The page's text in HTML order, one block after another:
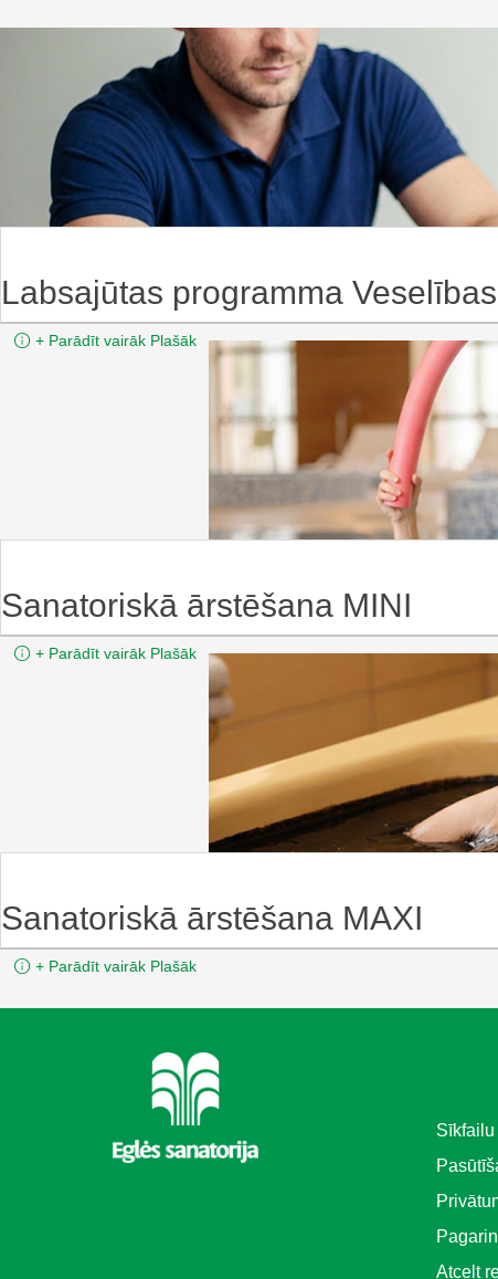
Labsajūtas programma
Minimālais ilgums: Min.:
2 n.
Labsajūtas programma
+ Parādīt vairāk Plašāk
Sanatoriskā
Minimālais ilgums: Min.:
5 n.
Sanatoriskā ārstēšana MINI
+ Parādīt vairāk Plašāk
Sanatoriskā
Minimālais ilgums: Min.:
Sanatoriskā ārstēšana MAXI
+ Parādīt vairāk Plašāk
Atcelt